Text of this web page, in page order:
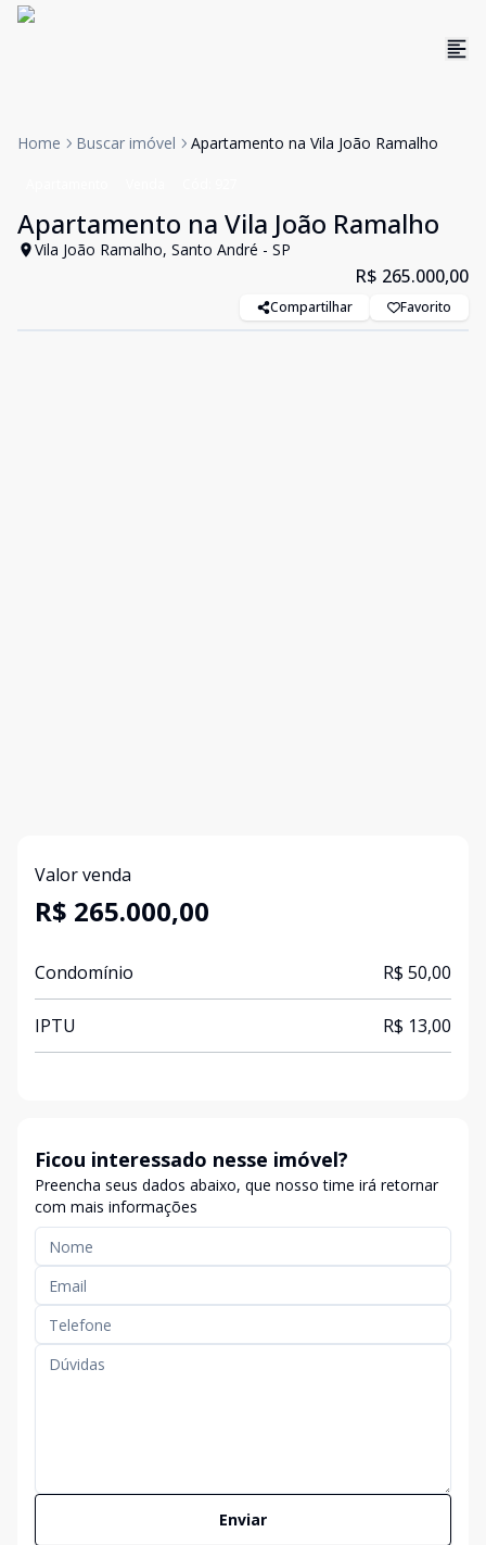
Home Buscar imóvel Apartamento na Vila João Ramalho
Apartamento na Vila João Ramalho
Vila João Ramalho, Santo André - SP
R$ 265.000,00
Compartilhar Favorito
Valor venda
R$ 265.000,00
Condomínio R$ 50,00
IPTU R$ 13,00
Ficou interessado nesse imóvel?
Preencha seus dados abaixo, que nosso time irá retornar
com mais informações
Enviar